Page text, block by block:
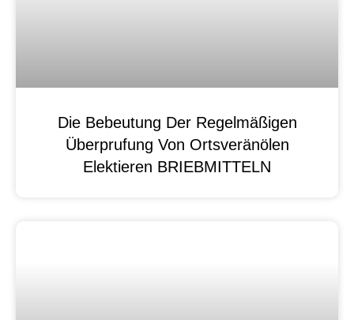
Die Bebeutung Der Regelmäßigen
Überprufung Von Ortsveränölen
Elektieren BRIEBMITTELN